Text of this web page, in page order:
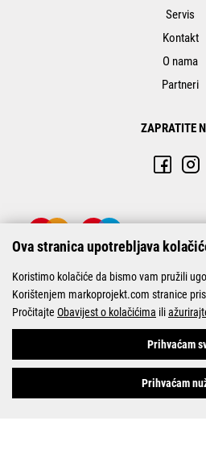
Pogledani
Servis
Kontakt
O nama
Partneri
ZAPRATITE
© Marko-Projekt
Ova stranica upotrebljava
Koristimo kolačiće da bismo vam pružili
Korištenjem markoprojekt.com stranice
Pročitajte Obavijest o kolačićima ili
Prihvaćam
Prihvaćam